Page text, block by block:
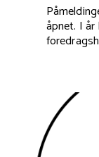
åpnet. I år